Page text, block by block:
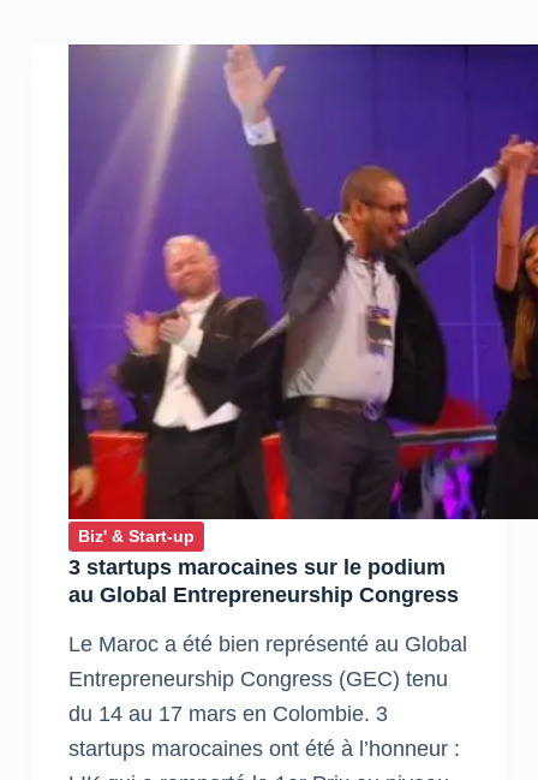
Biz' & Start-up
3 startups marocaines sur le podium
au Global Entrepreneurship Congress
Le Maroc a été bien représenté au Global
Entrepreneurship Congress (GEC) tenu
du 14 au 17 mars en Colombie. 3
startups marocaines ont été à l’honneur :